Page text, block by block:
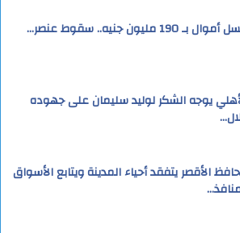
بـ 190 مليون جنيه.. سقوط عنصر…
يوجه الشكر لوليد سليمان على جهوده
الأقصر يتفقد أحياء المدينة ويتابع الأسواق